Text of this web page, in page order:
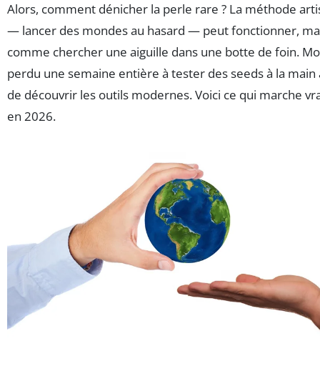
Alors, comment dénicher la perle rare ? La méthode
— lancer des mondes au hasard — peut fonctionner,
comme chercher une aiguille dans une botte de foin.
perdu une semaine entière à tester des seeds à la main
de découvrir les outils modernes. Voici ce qui marche
en 2026.